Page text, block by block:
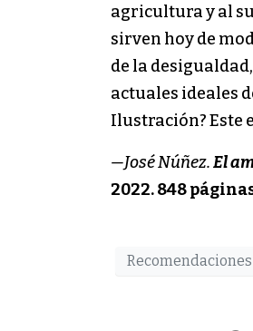
agricultura y al
sirven hoy de
de la
actuales ideales
Ilustración? Este
—José Núñez.El
2022. 848
Recomendaciones